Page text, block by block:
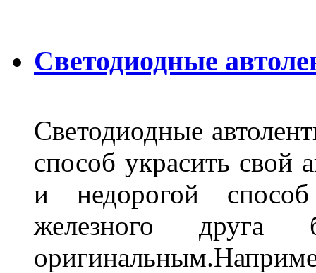
Светодиодные
Светодиодные
способ украсить свой
и недорогой
железного друга